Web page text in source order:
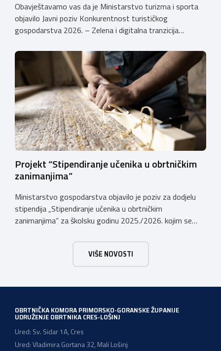
Obavještavamo vas da je Ministarstvo turizma i sporta
objavilo Javni poziv Konkurentnost turističkog
gospodarstva 2026. – Zelena i digitalna tranzicija
male vrijednosti u ukupnom iznosu od 3.403.640,00 €.
Program je namijenjen subjektima malog gospodarstva
registriranim za ugostiteljske i/ili turističke djelatnosti,
obiteljskim poljoprivrednim
gospodarstvima/poljoprivrednicima koja su registrirana
za pružanje […]
Projekt “Stipendiranje učenika u obrtničkim
zanimanjima”
Ministarstvo gospodarstva objavilo je poziv za dodjelu
stipendija „Stipendiranje učenika u obrtničkim
zanimanjima“ za školsku godinu 2025./2026. kojim se
2025./2026. obrazuju temeljem programa/kurikula u
trogodišnjem trajanju za stjecanje deficitarnih obrtničkih
zanimanja, sukladno Preporukama za obrazovnu upisnu
VIŠE NOVOSTI
OBRTNIČKA KOMORA PRIMORSKO-GORANSKE ŽUPANIJE
UDRUŽENJE OBRTNIKA CRES-LOŠINJ
Ured: Sv. Sidar 1A, Cres
Ured: Vladimira Gortana 32, Mali Lošinj